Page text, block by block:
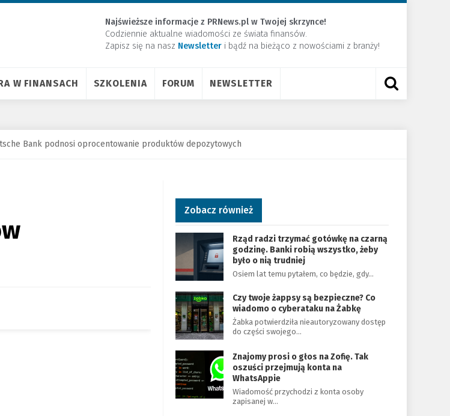
Najświeższe informacje z PRNews.pl w Twojej skrzynce!
Codziennie aktualne wiadomości ze świata finansów.
Zapisz się na nasz Newsletter ​i bądź na bieżąco z nowościami z branży!
W FINANSACH SZKOLENIA FORUM NEWSLETTER
Bank podnosi oprocentowanie produktów depozytowych
Zobacz również
Rząd radzi trzymać gotówkę na czarną
godzinę. Banki robią wszystko, żeby
było o nią trudniej
Osiem lat temu pytałem, co będzie, gdy…
Czy twoje żappsy są bezpieczne? Co
wiadomo o cyberataku na Żabkę
Żabka potwierdziła nieautoryzowany dostęp
do części swojego…
Znajomy prosi o głos na Zofię. Tak
oszuści przejmują konta na
WhatsAppie
Wiadomość przychodzi z konta osoby
zapisanej w…